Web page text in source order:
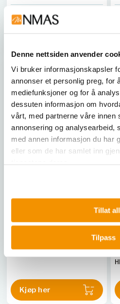
Denne nettsiden anvender
Vi bruker informasjonskapsler
annonser et personlig preg, for
mediefunksjoner og for å
dessuten informasjon om
vårt, med partnerne våre innen
annonsering og analysearbeid,
med annen informasjon du har
eller som de har samlet inn
Tillat
Tilpass
HEI 525-20012-00
0.9mm
Kjøp her